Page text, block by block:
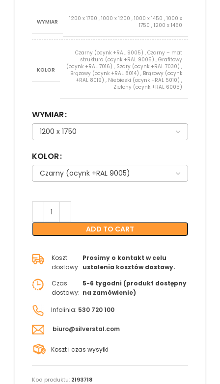
WYMIAR 1200 x 1750 , 1000 x 1200 , 1000 x 1450 , 1000 x
1750 , 1200 x 1450
KOLOR
Czarny (ocynk +RAL 9005) , Czarny – mat
struktura (ocynk +RAL 9005) , Grafitowy
(ocynk +RAL 7016) , Szary (ocynk +RAL 7030) ,
Brązowy (ocynk +RAL 8014) , Brązowy (ocynk
+RAL 8019) , Niebieski (ocynk +RAL 5010) ,
Zielony (ocynk +RAL 6005)
WYMIAR
KOLOR
ADD TO CART
Koszt
dostawy:
Prosimy o kontakt w celu
ustalenia kosztów dostawy.
Czas
dostawy:
5-6 tygodni (produkt dostępny
na zamówienie)
Infolinia: 530 720 100
biuro@silverstal.com
Koszt i czas wysyłki
Kod produktu: 2193718